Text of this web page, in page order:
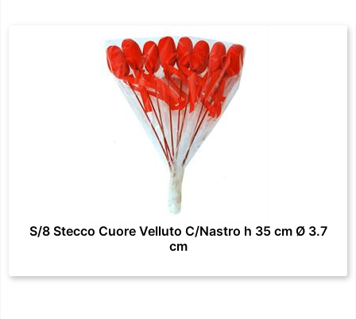
S/8 Stecco Cuore Velluto C/Nastro h 35 cm Ø 3.7
cm